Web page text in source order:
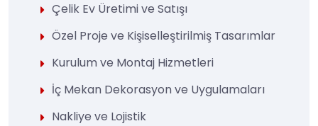
Çelik Ev Üretimi ve Satışı
Özel Proje ve Kişiselleştirilmiş Tasarımlar
Kurulum ve Montaj Hizmetleri
İç Mekan Dekorasyon ve Uygulamaları
Nakliye ve Lojistik